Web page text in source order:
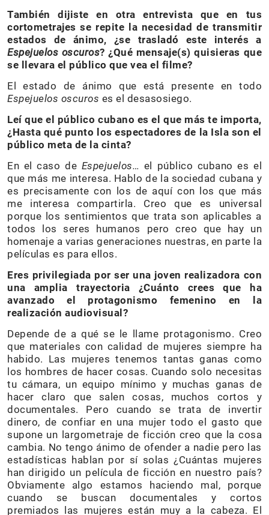
También dijiste en otra entrevista que en tus
cortometrajes se repite la necesidad de transmitir
estados de ánimo, ¿se trasladó este interés a
Espejuelos oscuros? ¿Qué mensaje(s) quisieras que
se llevara el público que vea el filme?
El estado de ánimo que está presente en todo
Espejuelos oscuros es el desasosiego.
Leí que el público cubano es el que más te importa,
¿Hasta qué punto los espectadores de la Isla son el
público meta de la cinta?
En el caso de Espejuelos… el público cubano es el
que más me interesa. Hablo de la sociedad cubana y
es precisamente con los de aquí con los que más
me interesa compartirla. Creo que es universal
porque los sentimientos que trata son aplicables a
todos los seres humanos pero creo que hay un
homenaje a varias generaciones nuestras, en parte la
películas es para ellos.
Eres privilegiada por ser una joven realizadora con
una amplia trayectoria ¿Cuánto crees que ha
avanzado el protagonismo femenino en la
realización audiovisual?
Depende de a qué se le llame protagonismo. Creo
que materiales con calidad de mujeres siempre ha
habido. Las mujeres tenemos tantas ganas como
los hombres de hacer cosas. Cuando solo necesitas
tu cámara, un equipo mínimo y muchas ganas de
hacer claro que salen cosas, muchos cortos y
documentales. Pero cuando se trata de invertir
dinero, de confiar en una mujer todo el gasto que
supone un largometraje de ficción creo que la cosa
cambia. No tengo ánimo de ofender a nadie pero las
estadísticas hablan por sí solas ¿Cuántas mujeres
han dirigido un película de ficción en nuestro país?
Obviamente algo estamos haciendo mal, porque
cuando se buscan documentales y cortos
premiados las mujeres están muy a la cabeza. El